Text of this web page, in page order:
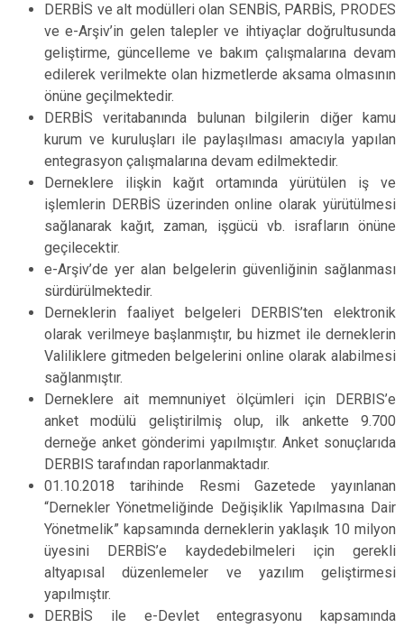
DERBİS ve alt modülleri olan SENBİS, PARBİS, PRODES
ve e-Arşiv’in gelen talepler ve ihtiyaçlar doğrultusunda
geliştirme, güncelleme ve bakım çalışmalarına devam
edilerek verilmekte olan hizmetlerde aksama olmasının
önüne geçilmektedir.
DERBİS veritabanında bulunan bilgilerin diğer kamu
kurum ve kuruluşları ile paylaşılması amacıyla yapılan
entegrasyon çalışmalarına devam edilmektedir.
Derneklere ilişkin kağıt ortamında yürütülen iş ve
işlemlerin DERBİS üzerinden online olarak yürütülmesi
sağlanarak kağıt, zaman, işgücü vb. israfların önüne
geçilecektir.
e-Arşiv’de yer alan belgelerin güvenliğinin sağlanması
sürdürülmektedir.
Derneklerin faaliyet belgeleri DERBIS’ten elektronik
olarak verilmeye başlanmıştır, bu hizmet ile derneklerin
Valiliklere gitmeden belgelerini online olarak alabilmesi
sağlanmıştır.
Derneklere ait memnuniyet ölçümleri için DERBIS’e
anket modülü geliştirilmiş olup, ilk ankette 9.700
derneğe anket gönderimi yapılmıştır. Anket sonuçlarıda
DERBIS tarafından raporlanmaktadır.
01.10.2018 tarihinde Resmi Gazetede yayınlanan
“Dernekler Yönetmeliğinde Değişiklik Yapılmasına Dair
Yönetmelik” kapsamında derneklerin yaklaşık 10 milyon
üyesini DERBİS’e kaydedebilmeleri için gerekli
altyapısal düzenlemeler ve yazılım geliştirmesi
yapılmıştır.
DERBİS ile e-Devlet entegrasyonu kapsamında